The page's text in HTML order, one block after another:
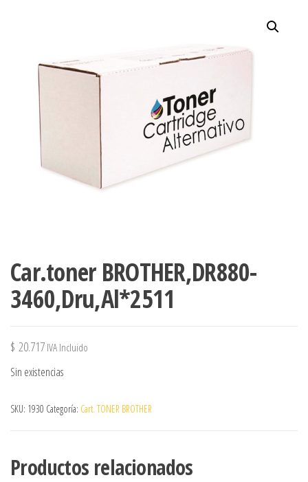
Car.toner BROTHER,DR880-
3460,Dru,Al*2511
$ 20.717 IVA Incluido
Sin existencias
SKU: 1930 Categoría: Cart. TONER BROTHER
Productos relacionados